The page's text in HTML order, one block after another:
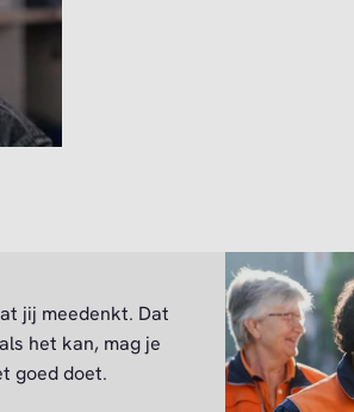
jij meedenkt. Dat
het kan, mag je
goed doet.